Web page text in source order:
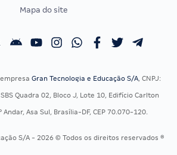
Calendário OAB
Mapa do site
Gran Tecnologia e Educação S/A, CNPJ:
Quadra 02, Bloco J, Lote 10, Edifício Carlton
Andar, Asa Sul, Brasília-DF, CEP 70.070-120.
S/A - 2026 © Todos os direitos reservados ®